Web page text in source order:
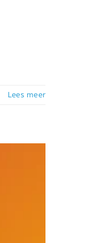
Lees meer